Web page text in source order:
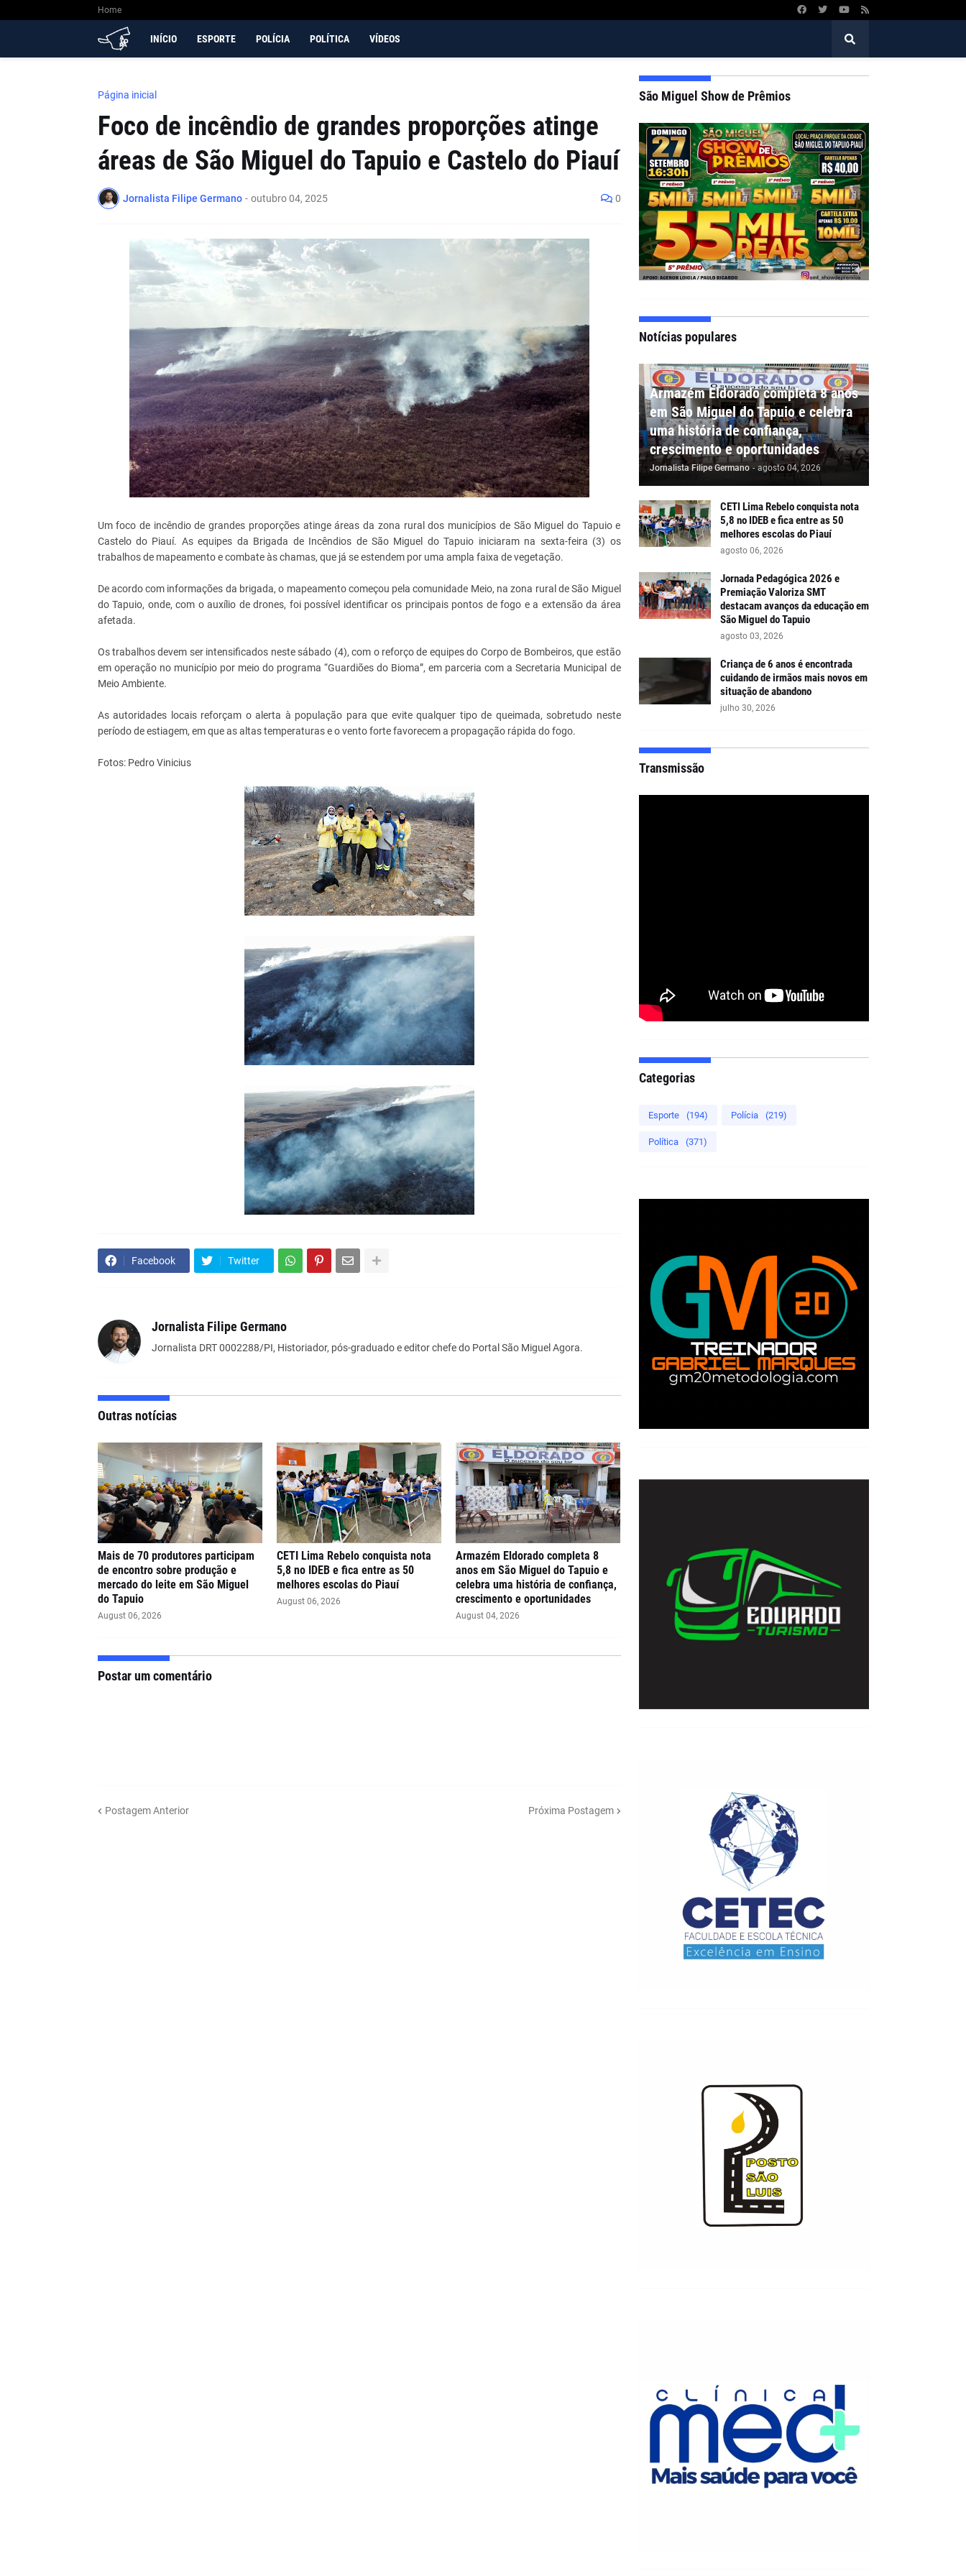
Home
INÍCIO ESPORTE POLÍCIA POLÍTICA VÍDEOS
Página inicial
Foco de incêndio de grandes proporções atinge
áreas de São Miguel do Tapuio e Castelo do Piauí
Jornalista Filipe Germano - outubro 04, 2025 0
Um foco de incêndio de grandes proporções atinge áreas da zona rural dos municípios de São Miguel do Tapuio e
Castelo do Piauí. As equipes da Brigada de Incêndios de São Miguel do Tapuio iniciaram na sexta-feira (3) os
trabalhos de mapeamento e combate às chamas, que já se estendem por uma ampla faixa de vegetação.
De acordo com informações da brigada, o mapeamento começou pela comunidade Meio, na zona rural de São Miguel
do Tapuio, onde, com o auxílio de drones, foi possível identificar os principais pontos de fogo e a extensão da área
afetada.
Os trabalhos devem ser intensificados neste sábado (4), com o reforço de equipes do Corpo de Bombeiros, que estão
em operação no município por meio do programa “Guardiões do Bioma”, em parceria com a Secretaria Municipal de
Meio Ambiente.
As autoridades locais reforçam o alerta à população para que evite qualquer tipo de queimada, sobretudo neste
período de estiagem, em que as altas temperaturas e o vento forte favorecem a propagação rápida do fogo.
Fotos: Pedro Vinicius
Facebook Twitter
Jornalista Filipe Germano
Jornalista DRT 0002288/PI, Historiador, pós-graduado e editor chefe do Portal São Miguel Agora.
Outras notícias
Mais de 70 produtores participam
de encontro sobre produção e
mercado do leite em São Miguel
do Tapuio
August 06, 2026
CETI Lima Rebelo conquista nota
5,8 no IDEB e fica entre as 50
melhores escolas do Piauí
August 06, 2026
Armazém Eldorado completa 8
anos em São Miguel do Tapuio e
celebra uma história de confiança,
crescimento e oportunidades
August 04, 2026
Postar um comentário
Postagem Anterior Próxima Postagem
São Miguel Show de Prêmios
Notícias populares
Armazém Eldorado completa 8 anos
em São Miguel do Tapuio e celebra
uma história de confiança,
crescimento e oportunidades
Jornalista Filipe Germano - agosto 04, 2026
CETI Lima Rebelo conquista nota
5,8 no IDEB e fica entre as 50
melhores escolas do Piauí
agosto 06, 2026
Jornada Pedagógica 2026 e
Premiação Valoriza SMT
destacam avanços da educação em
São Miguel do Tapuio
agosto 03, 2026
Criança de 6 anos é encontrada
cuidando de irmãos mais novos em
situação de abandono
julho 30, 2026
Transmissão
Categorias
Esporte (194) Polícia (219)
Política (371)